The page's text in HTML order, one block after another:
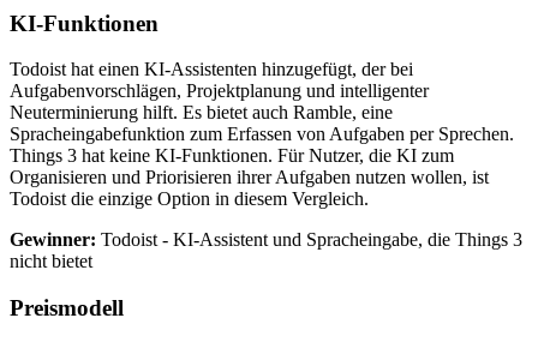
KI-Funktionen
Todoist hat einen KI-Assistenten hinzugefügt, der bei
Aufgabenvorschlägen, Projektplanung und intelligenter
Neuterminierung hilft. Es bietet auch Ramble, eine
Spracheingabefunktion zum Erfassen von Aufgaben per Sprechen.
Things 3 hat keine KI-Funktionen. Für Nutzer, die KI zum
Organisieren und Priorisieren ihrer Aufgaben nutzen wollen, ist
Todoist die einzige Option in diesem Vergleich.
Gewinner: Todoist - KI-Assistent und Spracheingabe, die Things 3
nicht bietet
Preismodell